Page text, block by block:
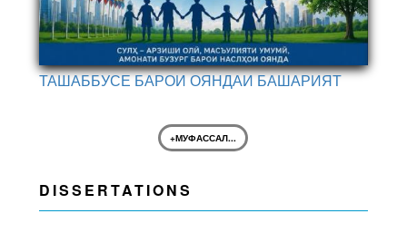
ТАШАББУСЕ БАРОИ ОЯНДАИ БАШАРИЯТ
+МУФАССАЛ...
DISSERTATIONS